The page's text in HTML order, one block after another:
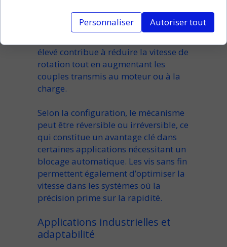
démultiplicationet uneréduction de
importante dans un
réducteur
élevé contribue à réduire la vitesse de
rotation tout en augmentant les
couples transmis au moteurou à la
charge.
Selon la configuration, le mécanisme
peut être réversible ou irréversible, ce
qui constitue un avantage clé dans
certaines applications nécessitant un
blocage automatique. Les vis sans fin
permettentégalement d’optimiser la
vitesse dans les systèmes où la
précision prime sur la rapidité.
Applications industrielles et
adaptabilité
Personnaliser Autoriser tout